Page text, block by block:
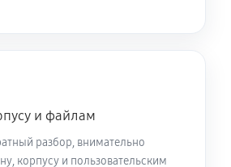
и файлам
разбор, внимательно
корпусу и пользовательским